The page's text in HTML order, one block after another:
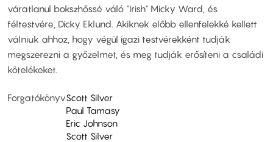
váratlanul bokszhőssé váló "Irish" Micky Ward, és
féltestvére, Dicky Eklund. Akiknek előbb ellenfelekké kellett
válniuk ahhoz, hogy végül igazi testvérekként tudják
megszerezni a győzelmet, és meg tudják erősíteni a családi
kötelékeket.
ForgatókönyvScott Silver
Paul Tamasy
Eric Johnson
Scott Silver